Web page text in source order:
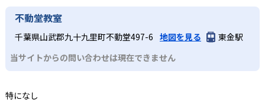
不動堂教室
千葉県山武郡九十九里町不動堂497-6 地図を見る
東金駅
当サイトからの問い合わせは現在できません
特になし